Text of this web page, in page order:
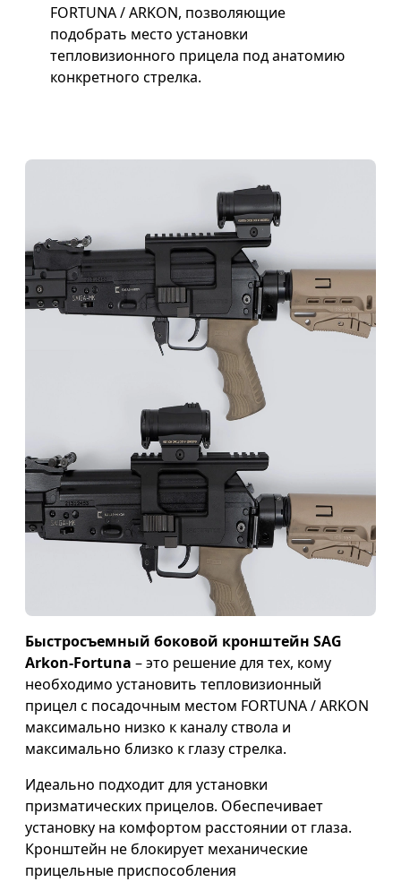
FORTUNA / ARKON, позволяющие
подобрать место установки
тепловизионного прицела под анатомию
конкретного стрелка.
Быстросъемный боковой кронштейн SAG
Arkon-Fortuna – это решение для тех, кому
необходимо установить тепловизионный
прицел с посадочным местом FORTUNA / ARKON
максимально низко к каналу ствола и
максимально близко к глазу стрелка.
Идеально подходит для установки
призматических прицелов. Обеспечивает
установку на комфортом расстоянии от глаза.
Кронштейн не блокирует механические
прицельные приспособления